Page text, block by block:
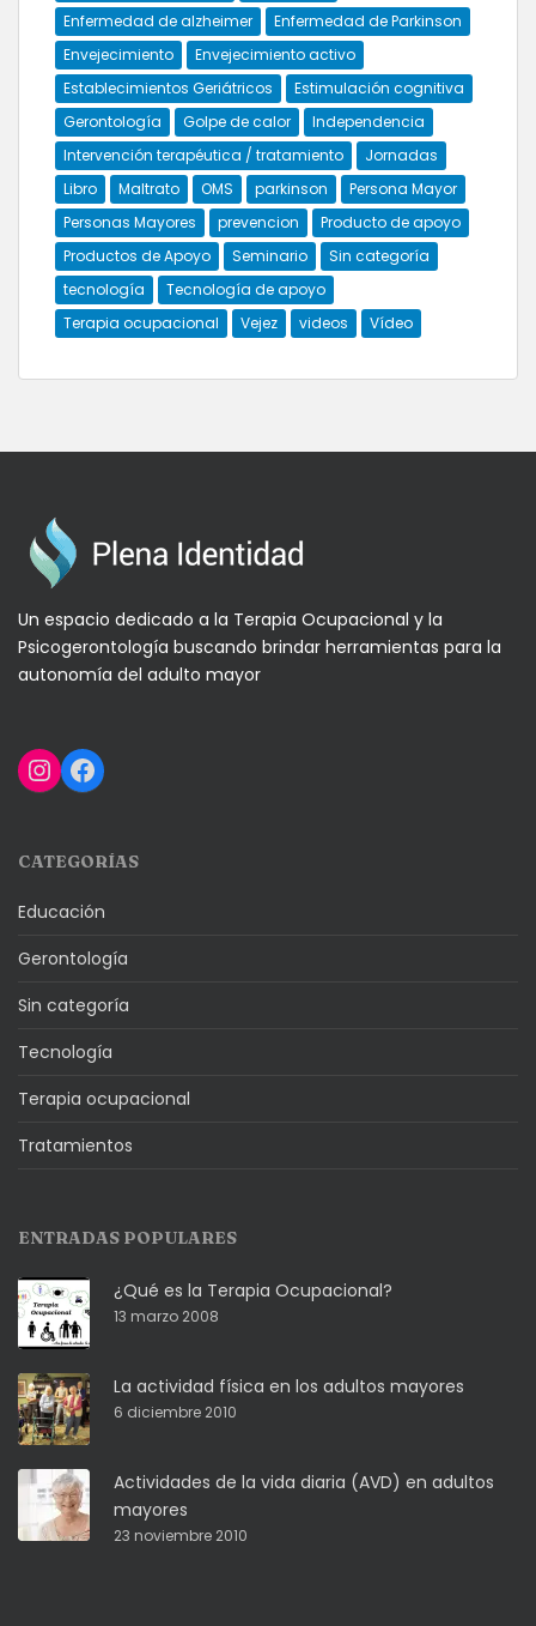
Enfermedad de alzheimer
Enfermedad de Parkinson
Envejecimiento
Envejecimiento activo
Establecimientos Geriátricos
Estimulación cognitiva
Gerontología
Golpe de calor
Independencia
Intervención terapéutica / tratamiento
Jornadas
Libro
Maltrato OMS parkinson
Persona Mayor
Personas Mayores
prevencion
Producto de apoyo
Productos de Apoyo
Seminario
Sin categoría
tecnología
Tecnología de apoyo
Terapia ocupacional
Vejez videos Vídeo
Un espacio dedicado a la Terapia Ocupacional y la
Psicogerontología buscando brindar herramientas para la
autonomía del adulto mayor
Instagram
Facebook
CATEGORÍAS
Educación
Gerontología
Sin categoría
Tecnología
Terapia ocupacional
Tratamientos
ENTRADAS POPULARES
¿Qué es la Terapia Ocupacional?
13 marzo 2008
La actividad física en los adultos mayores
6 diciembre 2010
Actividades de la vida diaria (AVD) en adultos
mayores
23 noviembre 2010